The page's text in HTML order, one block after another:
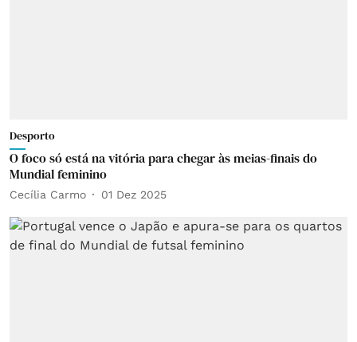
Desporto
O foco só está na vitória para chegar às meias-finais do
Mundial feminino
Cecília Carmo 01 Dez 2025